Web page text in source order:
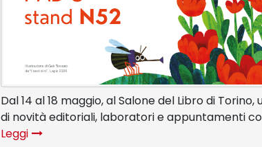
Dal 14 al 18 maggio, al Salone del Libro di
di novità editoriali, laboratori e appuntamenti
Leggi